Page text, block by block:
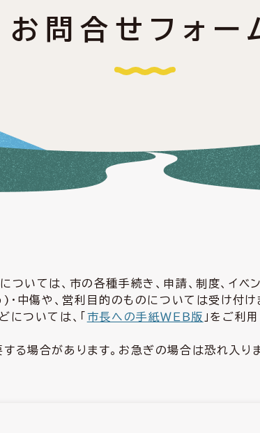
お問合せフォー
ついては、市の各種手続き、申請、制度、イ
・中傷や、営利目的のものについては受け付け
ついては、「 市長への手紙ＷＥＢ版 」をご利
る場合があります。お急ぎの場合は恐れ入り